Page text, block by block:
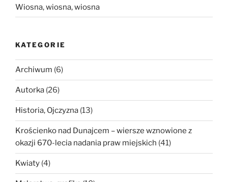
Wiosna, wiosna, wiosna
KATEGORIE
Archiwum (6)
Autorka (26)
Historia, Ojczyzna (13)
Krościenko nad Dunajcem – wiersze wznowione z
okazji 670-lecia nadania praw miejskich (41)
Kwiaty (4)